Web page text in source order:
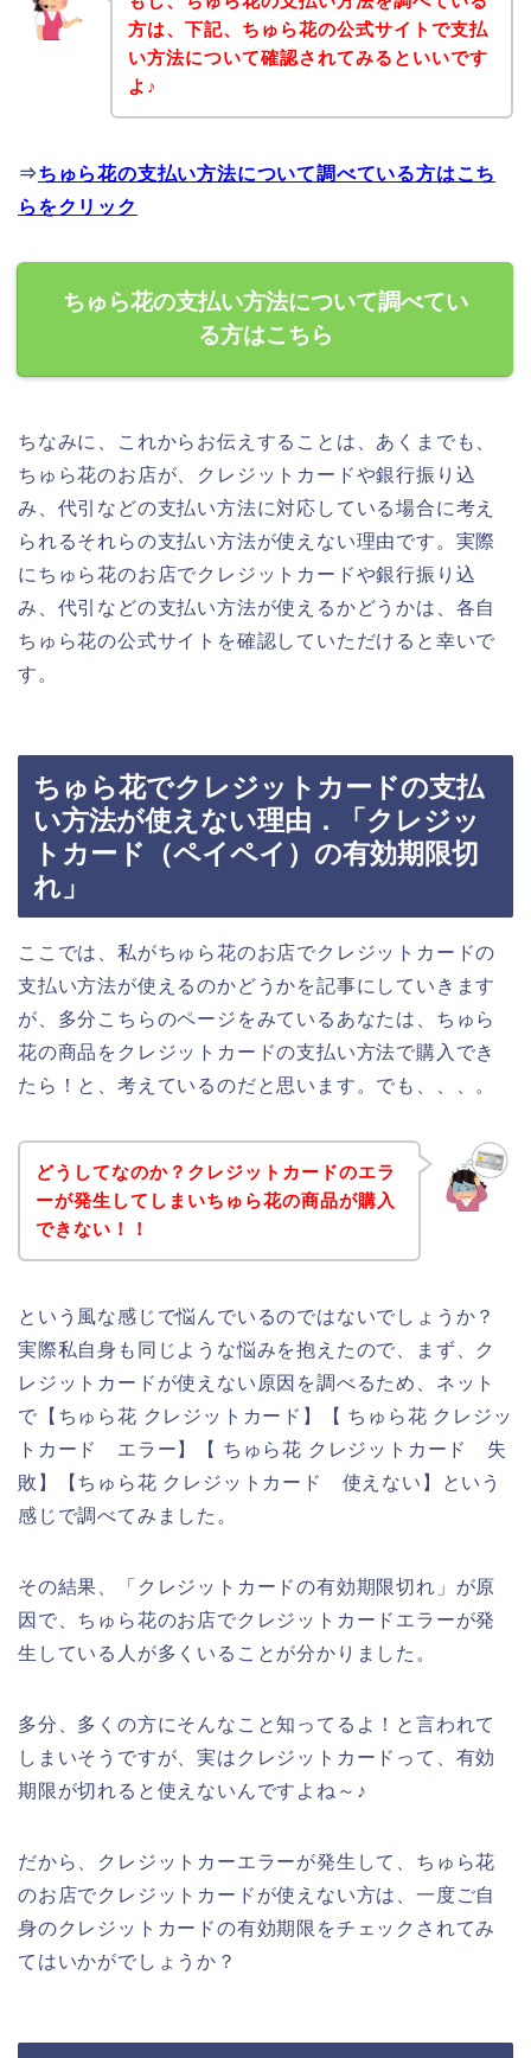
方は、下記、ちゅら花の公式サイトで支払
い方法について確認されてみるといいです
よ♪
⇒ちゅら花の支払い方法について調べている方はこち
らをクリック
ちゅら花の支払い方法について調べてい
る方はこちら
ちなみに、これからお伝えすることは、あくまでも、
ちゅら花のお店が、クレジットカードや銀行振り込
み、代引などの支払い方法に対応している場合に考え
られるそれらの支払い方法が使えない理由です。実際
にちゅら花のお店でクレジットカードや銀行振り込
み、代引などの支払い方法が使えるかどうかは、各自
ちゅら花の公式サイトを確認していただけると幸いで
す。
ちゅら花でクレジットカードの支払
い方法が使えない理由．「クレジッ
トカード（ペイペイ）の有効期限切
れ」
ここでは、私がちゅら花のお店でクレジットカードの
支払い方法が使えるのかどうかを記事にしていきます
が、多分こちらのページをみているあなたは、ちゅら
花の商品をクレジットカードの支払い方法で購入でき
たら！と、考えているのだと思います。でも、、、。
どうしてなのか？クレジットカードのエラ
ーが発生してしまいちゅら花の商品が購入
できない！！
という風な感じで悩んでいるのではないでしょうか？
実際私自身も同じような悩みを抱えたので、まず、ク
レジットカードが使えない原因を調べるため、ネット
で【ちゅら花 クレジットカード】【 ちゅら花 クレジッ
トカード エラー】【 ちゅら花 クレジットカード 失
敗】【ちゅら花 クレジットカード 使えない】という
感じで調べてみました。
その結果、「クレジットカードの有効期限切れ」が原
因で、ちゅら花のお店でクレジットカードエラーが発
生している人が多くいることが分かりました。
多分、多くの方にそんなこと知ってるよ！と言われて
しまいそうですが、実はクレジットカードって、有効
期限が切れると使えないんですよね～♪
だから、クレジットカーエラーが発生して、ちゅら花
のお店でクレジットカードが使えない方は、一度ご自
身のクレジットカードの有効期限をチェックされてみ
てはいかがでしょうか？